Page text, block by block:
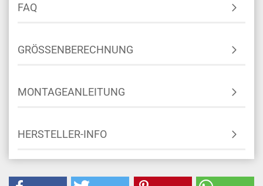
FAQ
GRÖSSENBERECHNUNG
MONTAGEANLEITUNG
HERSTELLER-INFO